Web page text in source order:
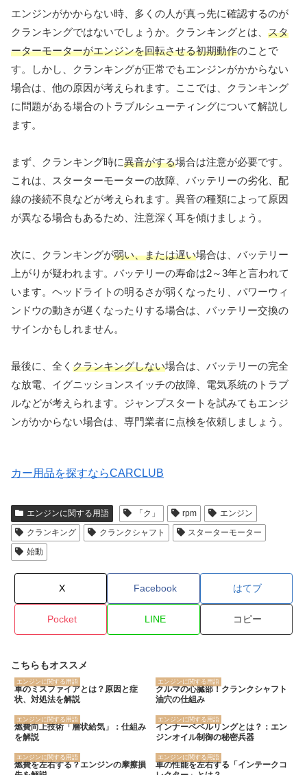
エンジンがかからない時、多くの人が真っ先に確認するのが
クランキングではないでしょうか。クランキングとは、 スタ
ーターモーターがエンジンを回転させる初期動作のことで
す。しかし、クランキングが正常でもエンジンがかからない
場合は、他の原因が考えられます。ここでは、クランキング
に問題がある場合のトラブルシューティングについて解説し
ます。
まず、クランキング時に異音がする場合は注意が必要です。
これは、スターターモーターの故障、バッテリーの劣化、配
線の接続不良などが考えられます。異音の種類によって原因
が異なる場合もあるため、注意深く耳を傾けましょう。
次に、クランキングが弱い、または遅い場合は、バッテリー
上がりが疑われます。バッテリーの寿命は2～3年と言われて
います。ヘッドライトの明るさが弱くなったり、パワーウィ
ンドウの動きが遅くなったりする場合は、バッテリー交換の
サインかもしれません。
最後に、全く クランキングしない場合は、バッテリーの完全
な放電、イグニッションスイッチの故障、電気系統のトラブ
ルなどが考えられます。ジャンプスタートを試みてもエンジ
ンがかからない場合は、専門業者に点検を依頼しましょう。
カー用品を探すならCARCLUB
エンジンに関する用語 「ク」 rpm
エンジン
クランキング
クランクシャフト
スターターモーター
始動
X Facebook はてブ
Pocket LINE コピー
こちらもオススメ
エンジンに関する用語
車のミスファイアとは？原因と症
状、対処法を解説
エンジンに関する用語
クルマの心臓部！クランクシャフト
油穴の仕組み
エンジンに関する用語
燃費向上技術「層状給気」：仕組み
を解説
エンジンに関する用語
インナーベベルリングとは？：エン
ジンオイル制御の秘密兵器
エンジンに関する用語
燃費を左右する？エンジンの摩擦損
エンジンに関する用語
車の性能を左右する「インテークコ